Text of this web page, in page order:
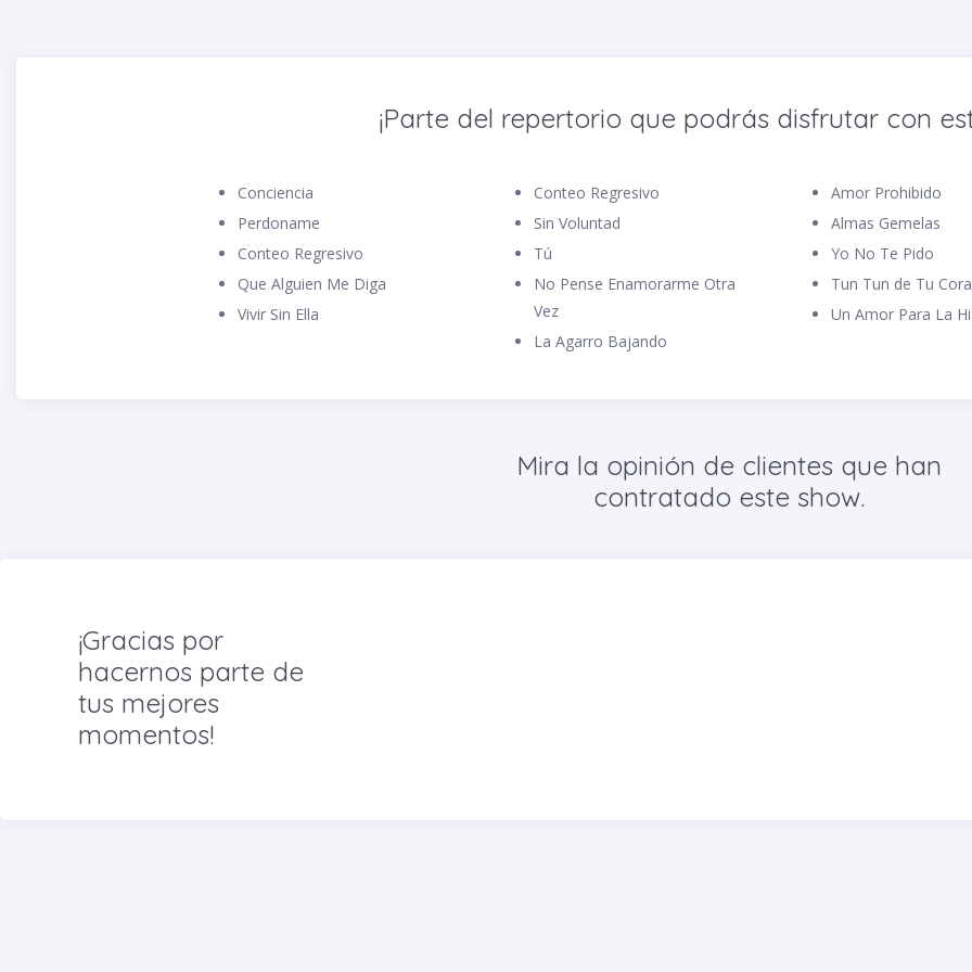
¡Parte del repertorio que podrás disfrutar con
Conciencia
Perdoname
Conteo Regresivo
Que Alguien Me Diga
Vivir Sin Ella
Conteo Regresivo
Sin Voluntad
Tú
No Pense Enamorarme Otra
Vez
La Agarro Bajando
Amor Prohibido
Almas Gemelas
Yo No Te Pido
Tun Tun de Tu
Un Amor Para La
Mira la opinión de clientes que han
contratado este show.
¡Gracias por
hacernos parte de
tus mejores
momentos!